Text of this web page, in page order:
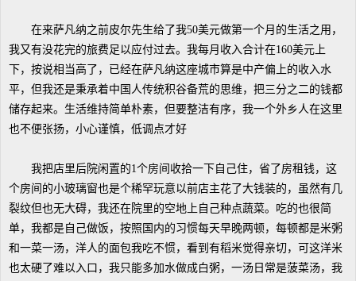
在来萨凡纳之前皮尔先生给了我50美元做第一个月的生活之用，
我又有没花完的旅费足以应付过去。我每月收入合计在160美元上
下，按说相当高了，已经在萨凡纳这座城市算是中产偏上的收入水
平，但我还是秉承着中国人传统积谷备荒的思维，把三分之二的钱都
储存起来。生活维持简单朴素，但要整洁有序，我一个外乡人在这里
也不便张扬，小心谨慎，低调点才好
我把店里后院闲置的1个房间收拾一下自己住，省了房租钱，这
个房间的小玻璃窗也是个稀罕玩意以前店主花了大钱装的，虽然有几
裂纹但也无大碍，我还在院里的空地上自己种点蔬菜。吃的也很简
单，我都是自己做饭，按照国内的习惯每天早晚两顿，每顿都是米粥
和一菜一汤，洋人的面包我吃不惯，看到有稻米觉得亲切，可这洋米
也太硬了难以入口，我只能多加水做成白粥，一汤日常是菠菜汤，我